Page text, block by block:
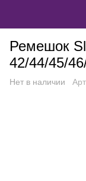
Ремешок
42/44/45/
Нет в наличии